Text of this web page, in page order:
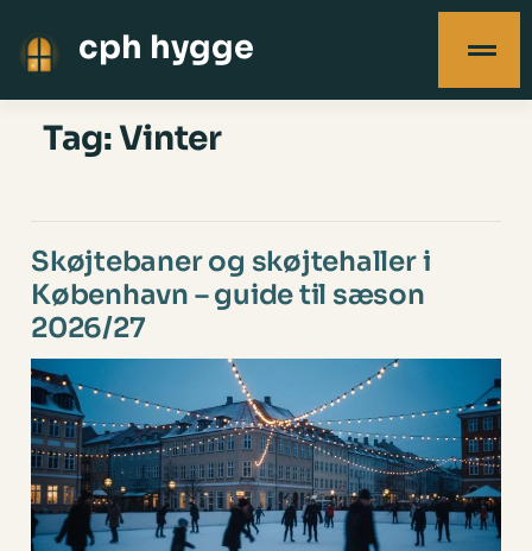
cph hygge
Tag:Vinter
Skøjtebaner og skøjtehaller i
København – guide til sæson
2026/27